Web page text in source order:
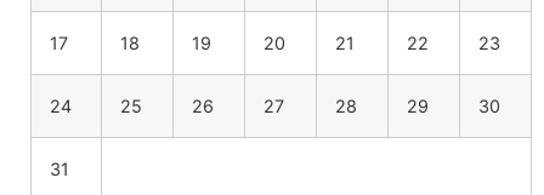
17 18 19 20 21 22 23
24 25 26 27 28 29 30
31